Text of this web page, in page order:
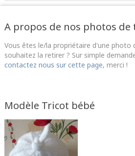
A propos de nos photos de
Vous êtes le/la propriétaire d'une photo
souhaitez la retirer ? Sur simple
contactez nous sur cette page, merci !
Modèle Tricot bébé